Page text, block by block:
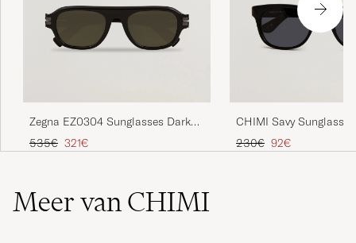
Zegna EZ0304 Sunglasses Dark
Brown
Reguliere prijs
535€ Verlaagd prijs
321€
CHIMI Savy
Reguliere prijs
230€ Verlaagd prijs
92€
Meer van CHIMI